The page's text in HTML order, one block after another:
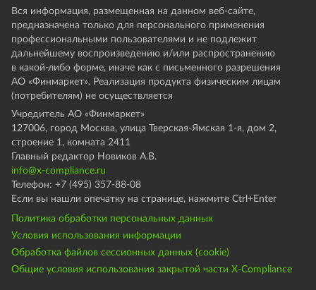
Вся информация, размещенная на данном веб-сайте,
предназначена только для персонального применения
профессиональными пользователями и не подлежит
дальнейшему воспроизведению и/или распространению
в какой-либо форме, иначе как с письменного разрешения
АО «Финмаркет». Реализация продукта физическим лицам
(потребителям) не осуществляется
Учредитель АО «Финмаркет»
127006, город Москва, улица Тверская-Ямская 1-я, дом 2,
строение 1, комната 2411
Главный редактор Новиков А.В.
info@x-compliance.ru
Телефон: +7 (495) 357-88-08
Если вы нашли опечатку на странице, нажмите Ctrl+Enter
Политика обработки персональных данных
Условия использования информации
Обработка файлов сессионных данных (cookie)
Общие условия использования закрытой части X-Compliance